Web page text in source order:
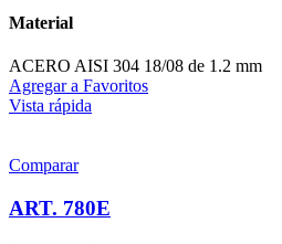
Material
ACERO AISI 304 18/08 de 1.2 mm
Agregar a Favoritos
Vista rápida
Comparar
ART. 780E